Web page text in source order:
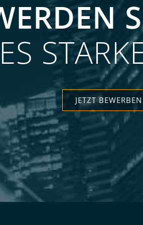
JETZT BEWERBEN